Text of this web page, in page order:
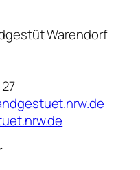
Warendorf